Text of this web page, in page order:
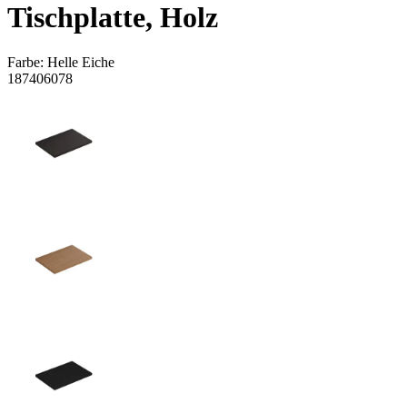
Tischplatte, Holz
Farbe: Helle Eiche
187406078